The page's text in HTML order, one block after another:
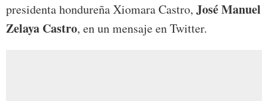
presidenta hondureña Xiomara Castro, José Manuel
Zelaya Castro, en un mensaje en Twitter.